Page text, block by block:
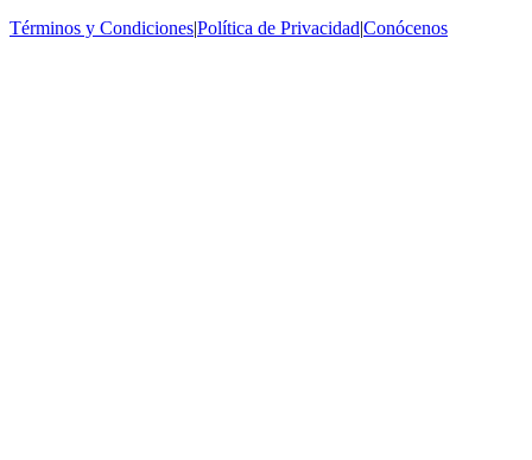
Términos y Condiciones|Política de Privacidad|Conócenos